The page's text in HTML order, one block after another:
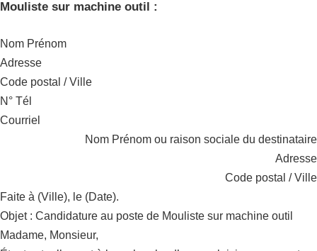
Mouliste sur machine outil :
Nom Prénom
Adresse
Code postal / Ville
N° Tél
Courriel
Nom Prénom ou raison sociale du destinataire
Adresse
Code postal / Ville
Faite à (Ville), le (Date).
Objet : Candidature au poste de Mouliste sur machine outil
Madame, Monsieur,